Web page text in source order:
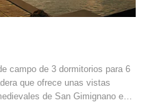
campo de 3 dormitorios para 6
que ofrece unas vistas
de San Gimignano en